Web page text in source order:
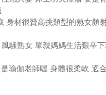
身材很贊高挑類型的熟女顏
騷熟女 單親媽媽生活艱辛
瑜伽老師喔 身體很柔軟 適